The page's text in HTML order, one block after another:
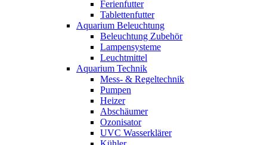
Ferienfutter
Tablettenfutter
Aquarium Beleuchtung
Beleuchtung Zubehör
Lampensysteme
Leuchtmittel
Aquarium Technik
Mess- & Regeltechnik
Pumpen
Heizer
Abschäumer
Ozonisator
UVC Wasserklärer